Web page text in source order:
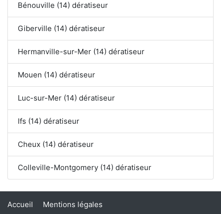
Bénouville (14) dératiseur
Giberville (14) dératiseur
Hermanville-sur-Mer (14) dératiseur
Mouen (14) dératiseur
Luc-sur-Mer (14) dératiseur
Ifs (14) dératiseur
Cheux (14) dératiseur
Colleville-Montgomery (14) dératiseur
Accueil Mentions légales